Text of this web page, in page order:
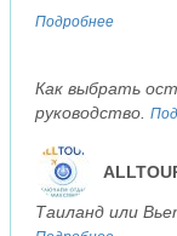
Подробнее
Как выбрать
руководство.
Таиланд или